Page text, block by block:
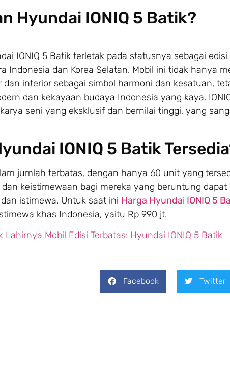
Hyundai IONIQ 5 Batik?
IONIQ 5 Batik terletak pada statusnya sebagai
Indonesia dan Korea Selatan. Mobil ini tidak hanya
dan interior sebagai simbol harmoni dan kesatuan,
dan kekayaan budaya Indonesia yang kaya.
seni yang eksklusif dan bernilai tinggi, yang
IONIQ 5 Batik
jumlah terbatas, dengan hanya 60 unit yang
keistimewaan bagi mereka yang beruntung
istimewa. Untuk saat ini Harga Hyundai IONIQ 5
khas Indonesia, yaitu Rp 990 jt.
Lahirnya Mobil Edisi Terbatas: Hyundai IONIQ 5 Batik
Facebook Twitter